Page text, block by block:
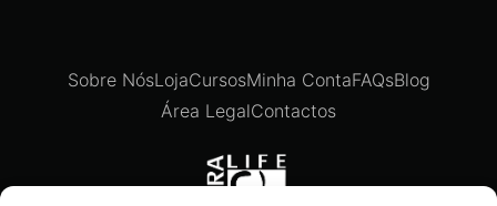
Sobre NósLojaCursosMinha ContaFAQsBlog
Área LegalContactos